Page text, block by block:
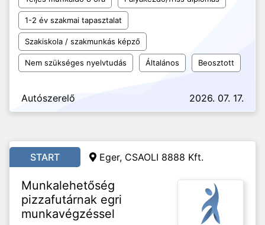
1-2 év szakmai tapasztalat
Szakiskola / szakmunkás képző
Nem szükséges nyelvtudás Általános Beosztott
Autószerelő 2026. 07. 17.
START Eger, CSAOLI 8888 Kft.
Munkalehetőség
pizzafutárnak egri
munkavégzéssel